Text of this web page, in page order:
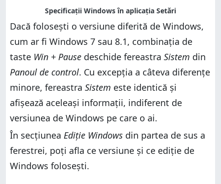
Dacă folosești o versiune diferită de Windows,
cum ar fi Windows 7 sau 8.1, combinația de
taste Win + Pause deschide fereastra Sistem din
Panoul de control. Cu excepția a câteva diferențe
minore, fereastra Sistem este identică și
afișează aceleași informații, indiferent de
versiunea de Windows pe care o ai.
În secțiunea Ediție Windows din partea de sus a
ferestrei, poți afla ce versiune și ce ediție de
Windows folosești.